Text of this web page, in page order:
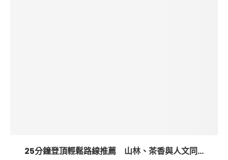
25分鐘登頂輕鬆路線推薦 山林、茶香與人文同...